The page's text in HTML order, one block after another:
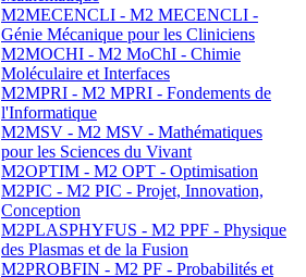
M2MECENCLI - M2 MECENCLI -
Génie Mécanique pour les Cliniciens
M2MOCHI - M2 MoChI - Chimie
Moléculaire et Interfaces
M2MPRI - M2 MPRI - Fondements de
l'Informatique
M2MSV - M2 MSV - Mathématiques
pour les Sciences du Vivant
M2OPTIM - M2 OPT - Optimisation
M2PIC - M2 PIC - Projet, Innovation,
Conception
M2PLASPHYFUS - M2 PPF - Physique
des Plasmas et de la Fusion
M2PROBFIN - M2 PF - Probabilités et